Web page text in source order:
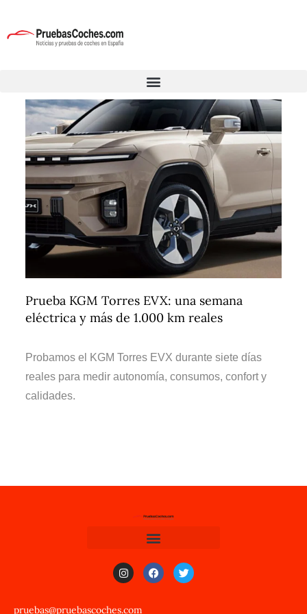
Prueba KGM Torres EVX: una semana
eléctrica y más de 1.000 km reales
Probamos el KGM Torres EVX durante siete días
reales para medir autonomía, consumos, confort y
calidades.
pruebas@pruebascoches.com